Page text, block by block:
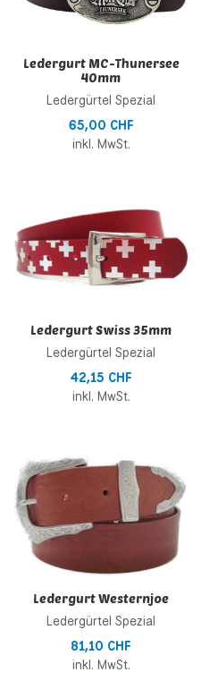
Schnellansicht
Ledergurt MC-Thunersee
40mm
Ledergürtel Spezial
65,00 CHF
inkl. MwSt.
Zur Vergleichsliste hinzufügen
Schnellansicht
Ledergurt Swiss 35mm
Ledergürtel Spezial
42,15 CHF
inkl. MwSt.
Zur Wunschliste hinzufügen
Zur Vergleichsliste hinzufügen
Schnellansicht
Ledergurt Westernjoe
Ledergürtel Spezial
81,10 CHF
inkl. MwSt.